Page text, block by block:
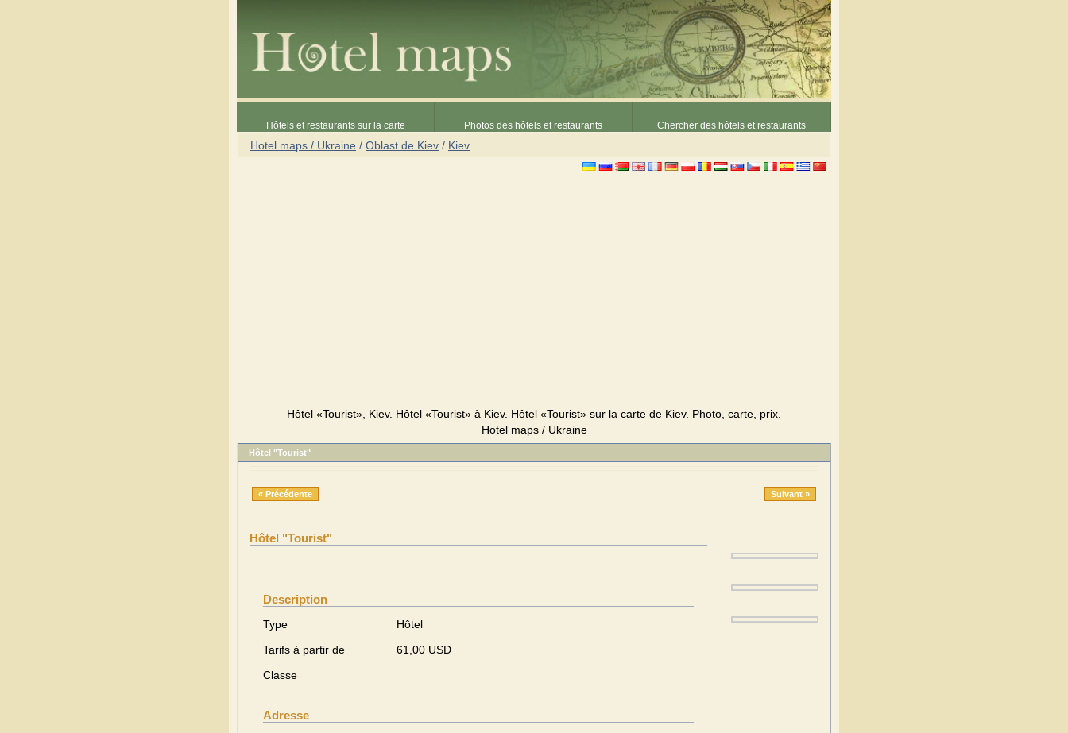
Hôtels et restaurants sur la carte Photos des hôtels et restaurants Chercher des hôtels et restaurants
Hotel maps / Ukraine / Oblast de Kiev / Kiev
Hôtel «Tourist», Kiev. Hôtel «Tourist» à Kiev. Hôtel «Tourist» sur la carte de Kiev. Photo, carte, prix.
Hotel maps / Ukraine
Hôtel "Tourist"
« Précédente Suivant »
Hôtel "Tourist"
Description
Type
Hôtel
Tarifs à partir de
61,00 USD
Classe
Adresse